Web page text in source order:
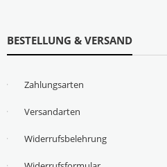
BESTELLUNG & VERSAND
Zahlungsarten
Versandarten
Widerrufsbelehrung